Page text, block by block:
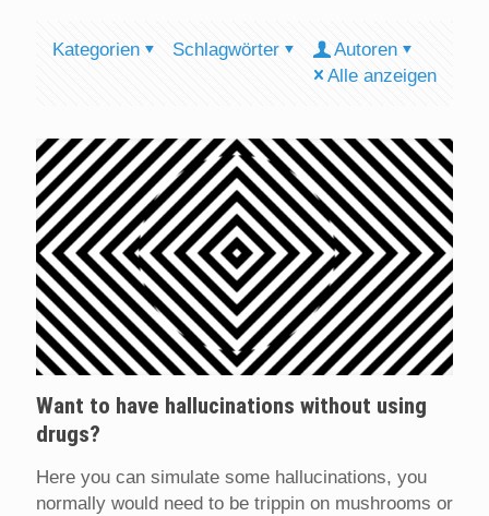
Kategorien Schlagwörter
Autoren
Alle anzeigen
Want to have hallucinations without using
drugs?
Here you can simulate some hallucinations, you
normally would need to be trippin on mushrooms or